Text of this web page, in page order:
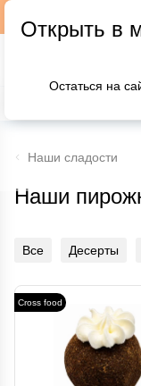
Наши сладости
Наши
Все Десерты
Cross food
Открыть в
Остаться на